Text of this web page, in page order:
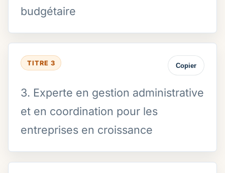
budgétaire
TITRE 3 Copier
3. Experte en gestion administrative
et en coordination pour les
entreprises en croissance